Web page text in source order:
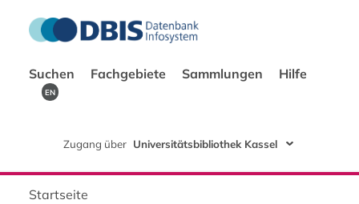
Suchen Fachgebiete Sammlungen Hilfe
EN
Zugang über Universitätsbibliothek Kassel
Startseite